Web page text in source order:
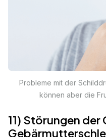
Probleme mit der
können aber die
11) Störungen